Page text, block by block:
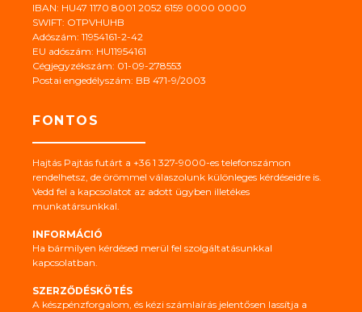
IBAN: HU47 1170 8001 2052 6159 0000 0000
SWIFT: OTPVHUHB
Adószám: 11954161-2-42
EU adószám: HU11954161
Cégjegyzékszám: 01-09-278553
Postai engedélyszám: BB 471-9/2003
FONTOS
Hajtás Pajtás futárt a +36 1 327-9000-es telefonszámon
rendelhetsz, de örömmel válaszolunk különleges kérdéseidre is.
Vedd fel a kapcsolatot az adott ügyben illetékes
munkatársunkkal.
INFORMÁCIÓ
Ha bármilyen kérdésed merül fel szolgáltatásunkkal
kapcsolatban.
SZERZŐDÉSKÖTÉS
A készpénzforgalom, és kézi számlaírás jelentősen lassítja a